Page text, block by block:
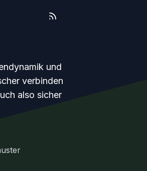
und
verbinden
also sicher